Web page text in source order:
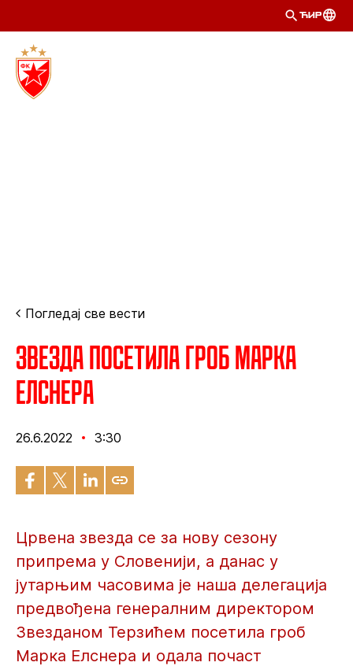
ЋИР
Погледај све вести
Звезда посетила гроб Марка
Елснера
26.6.2022 3:30
Црвена звезда се за нову сезону
припрема у Словенији, а данас у
јутарњим часовима је наша делегација
предвођена генералним директором
Звезданом Терзићем посетила гроб
Марка Елснера и одала почаст